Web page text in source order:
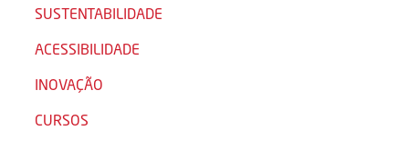
SUSTENTABILIDADE
ACESSIBILIDADE
INOVAÇÃO
CURSOS